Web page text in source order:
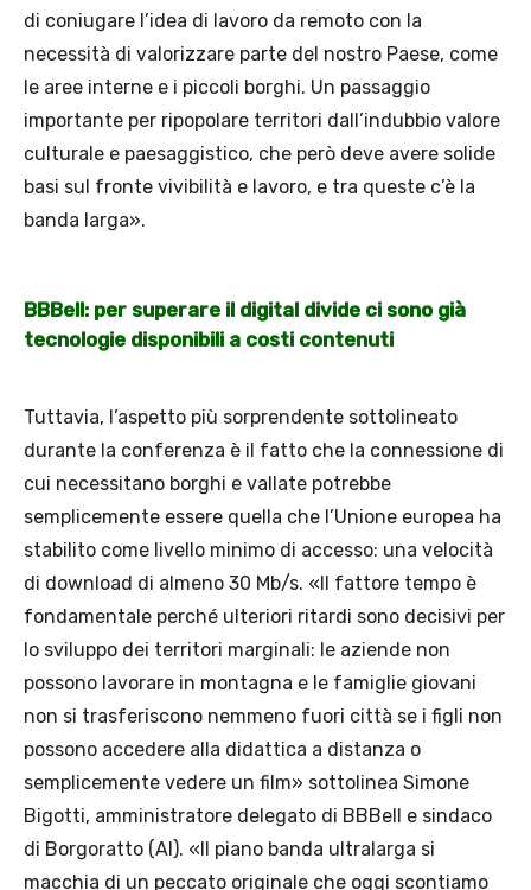
di coniugare l’idea di lavoro da remoto con la
necessità di valorizzare parte del nostro Paese, come
le aree interne e i piccoli borghi. Un passaggio
importante per ripopolare territori dall’indubbio valore
culturale e paesaggistico, che però deve avere solide
basi sul fronte vivibilità e lavoro, e tra queste c’è la
banda larga».
BBBell: per superare il digital divide ci sono già
tecnologie disponibili a costi contenuti
Tuttavia, l’aspetto più sorprendente sottolineato
durante la conferenza è il fatto che la connessione di
cui necessitano borghi e vallate potrebbe
semplicemente essere quella che l’Unione europea ha
stabilito come livello minimo di accesso: una velocità
di download di almeno 30 Mb/s. «Il fattore tempo è
fondamentale perché ulteriori ritardi sono decisivi per
lo sviluppo dei territori marginali: le aziende non
possono lavorare in montagna e le famiglie giovani
non si trasferiscono nemmeno fuori città se i figli non
possono accedere alla didattica a distanza o
semplicemente vedere un film» sottolinea Simone
Bigotti, amministratore delegato di BBBell e sindaco
di Borgoratto (Al). «Il piano banda ultralarga si
macchia di un peccato originale che oggi scontiamo